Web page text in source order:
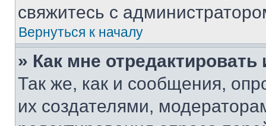
свяжитесь с
Вернуться к началу
» Как мне
Так же, как и сообщения,
их создателями,